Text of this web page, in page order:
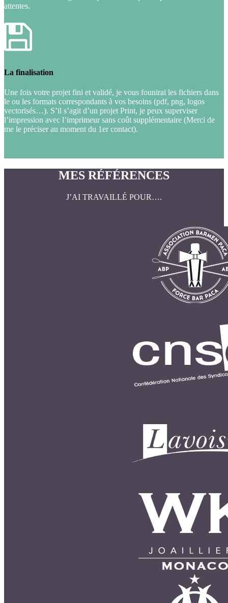
attentes.
La finalisation
Une fois votre projet fini et validé, je vous founirai les fichiers dans
le ou les formats correspondants à vos besoins (pdf, png, logos
vectorisés…). S’il s’agit d’un projet Print, je peux superviser
l’impression avec l’imprimeur sans coût supplémentaire (Merci de
me le préciser au moment du 1er contact).
MES RÉFÉRENCES
J’AI TRAVAILLÉ POUR….